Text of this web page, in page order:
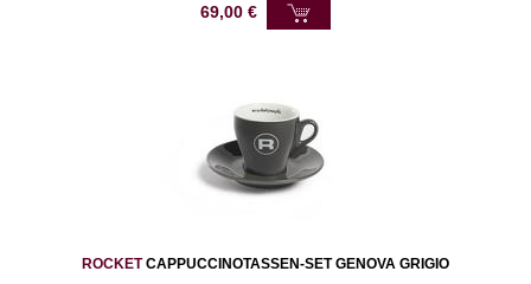
69,00 €
ROCKETCAPPUCCINOTASSEN-SET GENOVA GRIGIO